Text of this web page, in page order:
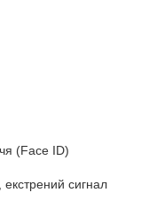
(Face ID)
сигнал